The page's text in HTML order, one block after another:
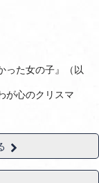
った女の子』（以
が心のクリスマ